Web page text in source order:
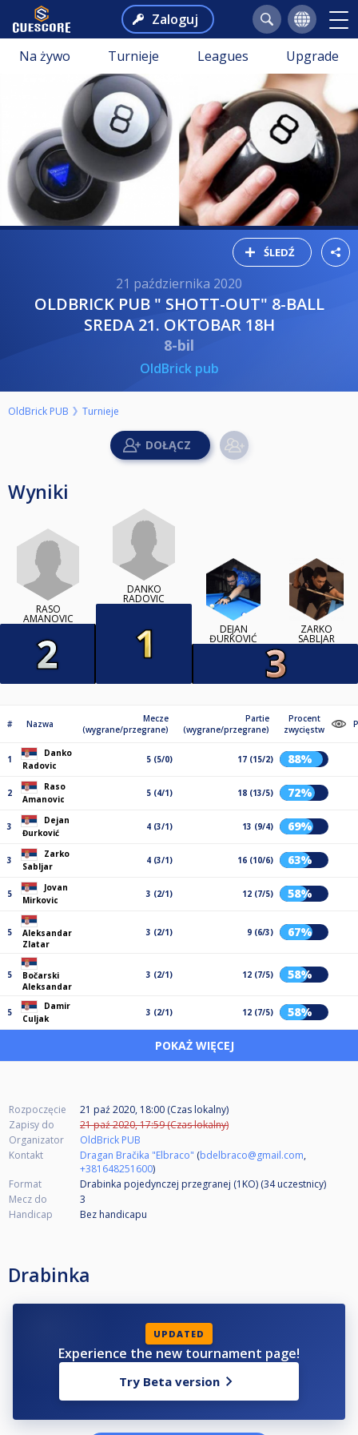
Zaloguj
Na żywo Turnieje Leagues Upgrade
ŚLEDŹ
21 października 2020
OLDBRICK PUB " SHOTT-OUT" 8-BALL
SREDA 21. OKTOBAR 18H
8-bil
OldBrick pub
OldBrick PUB Turnieje
Wyniki
RASO
AMANOVIC
DANKO
RADOVIC
DEJAN
ĐURKOVIĆ
ZARKO
SABLJAR
# Nazwa
Mecze
(wygrane/przegrane)
Partie
(wygrane/przegrane)
Procent
zwycięstw
1
Danko
Radovic
5 (5/0) 17 (15/2) 88%
2
Raso
Amanovic
5 (4/1) 18 (13/5) 72%
3
Dejan
Đurković
4 (3/1) 13 (9/4) 69%
3
Zarko
Sabljar
4 (3/1) 16 (10/6) 63%
5
Jovan
Mirkovic
3 (2/1) 12 (7/5) 58%
5
Aleksandar
Zlatar
3 (2/1) 9 (6/3) 67%
5
Bočarski
Aleksandar
3 (2/1) 12 (7/5) 58%
5
Damir
Culjak
3 (2/1) 12 (7/5) 58%
POKAŻ WIĘCEJ
Rozpoczęcie
21 paź 2020, 18:00 (Czas lokalny)
Zapisy do
21 paź 2020, 17:59 (Czas lokalny)
Organizator
OldBrick PUB
Kontakt
Dragan Bračika "Elbraco" (bdelbraco@gmail.com,
+381648251600)
Format
Drabinka pojedynczej przegranej (1KO) (34uczestnicy)
Mecz do
3
Handicap
Bez handicapu
Drabinka
UPDATED
Experience the new tournament page!
Try Beta version